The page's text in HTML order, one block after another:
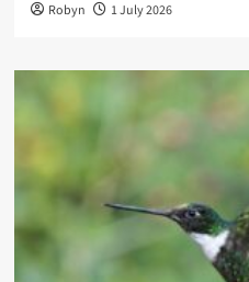
Robyn 1 July 2026